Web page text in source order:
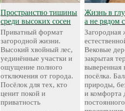
Пространство тишины
среди высоких сосен
Приватный формат
загородной жизни.
Высокий хвойный лес,
уединённые участки и
ощущение полного
отключения от города.
Посёлок для тех, кто
ценит покой и
приватность
Жизнь в
а не рядом
Загородная
Вековые
закрытая
выверенная
посёлка.
природы,
и комфорта
постоянного